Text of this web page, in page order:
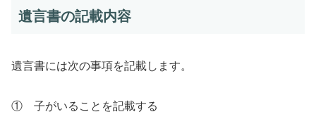
遺言書の記載内容
遺言書には次の事項を記載します。
① 子がいることを記載する